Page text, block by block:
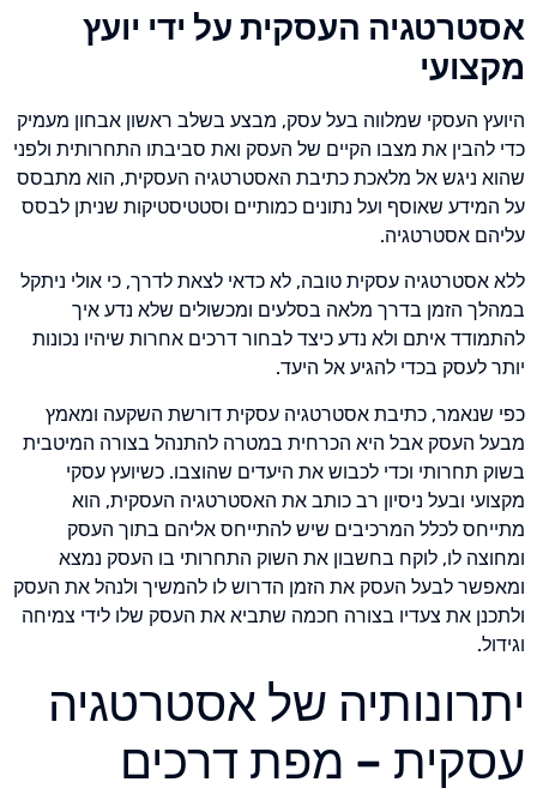
אסטרטגיה העסקית על ידי יועץ
מקצועי
היועץ העסקי שמלווה בעל עסק, מבצע בשלב ראשון אבחון מעמיק
כדי להבין את מצבו הקיים של העסק ואת סביבתו התחרותית ולפני
שהוא ניגש אל מלאכת כתיבת האסטרטגיה העסקית, הוא מתבסס
על המידע שאוסף ועל נתונים כמותיים וסטטיסטיקות שניתן לבסס
עליהם אסטרטגיה.
ללא אסטרטגיה עסקית טובה, לא כדאי לצאת לדרך, כי אולי ניתקל
במהלך הזמן בדרך מלאה בסלעים ומכשולים שלא נדע איך
להתמודד איתם ולא נדע כיצד לבחור דרכים אחרות שיהיו נכונות
יותר לעסק בכדי להגיע אל היעד.
כפי שנאמר, כתיבת אסטרטגיה עסקית דורשת השקעה ומאמץ
מבעל העסק אבל היא הכרחית במטרה להתנהל בצורה המיטבית
בשוק תחרותי וכדי לכבוש את היעדים שהוצבו. כשיועץ עסקי
מקצועי ובעל ניסיון רב כותב את האסטרטגיה העסקית, הוא
מתייחס לכלל המרכיבים שיש להתייחס אליהם בתוך העסק
ומחוצה לו, לוקח בחשבון את השוק התחרותי בו העסק נמצא
ומאפשר לבעל העסק את הזמן הדרוש לו להמשיך ולנהל את העסק
ולתכנן את צעדיו בצורה חכמה שתביא את העסק שלו לידי צמיחה
וגידול.
יתרונותיה של אסטרטגיה
עסקית – מפת דרכים